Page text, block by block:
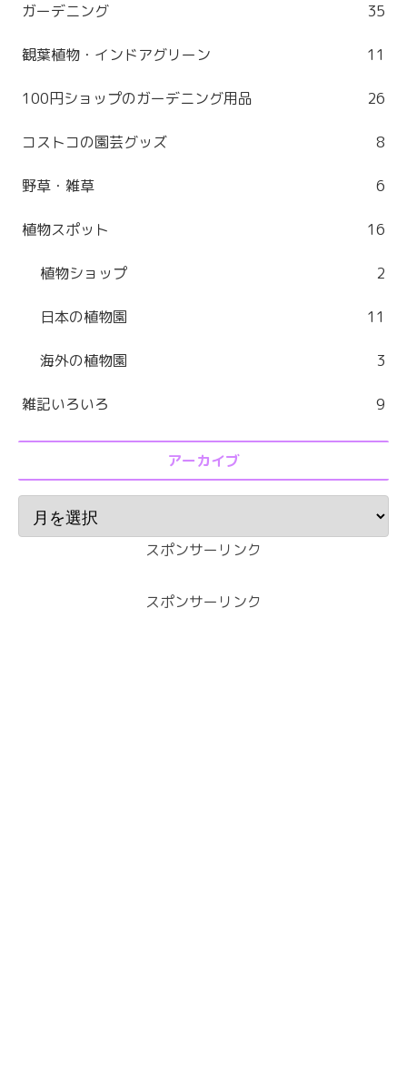
ガーデニング 35
観葉植物・インドアグリーン 11
100円ショップのガーデニング用品 26
コストコの園芸グッズ 8
野草・雑草 6
植物スポット 16
植物ショップ 2
日本の植物園 11
海外の植物園 3
雑記いろいろ 9
アーカイブ
スポンサーリンク
スポンサーリンク